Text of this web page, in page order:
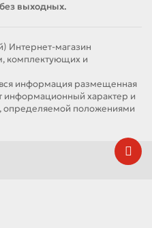
выходных.
Интернет-магазин
комплектующих и
информация размещенная
информационный характер и
определяемой положениями